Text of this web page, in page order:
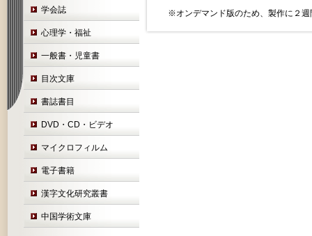
学会誌
心理学・福祉
一般書・児童書
目次文庫
書誌書目
DVD・CD・ビデオ
マイクロフィルム
電子書籍
漢字文化研究叢書
中国学術文庫
※オンデマンド版のため、製作に２